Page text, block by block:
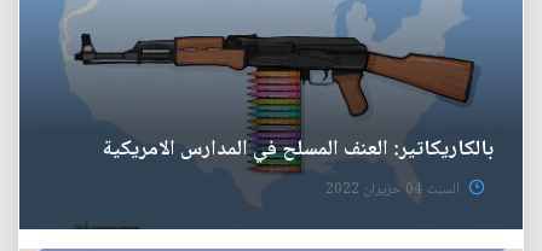
بالكاريكاتير: العنف المسلح في المدارس الامريكية
السبت 04 حزيران 2022